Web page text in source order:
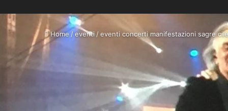
Home/eventi /eventi concerti manifestazioni sagre